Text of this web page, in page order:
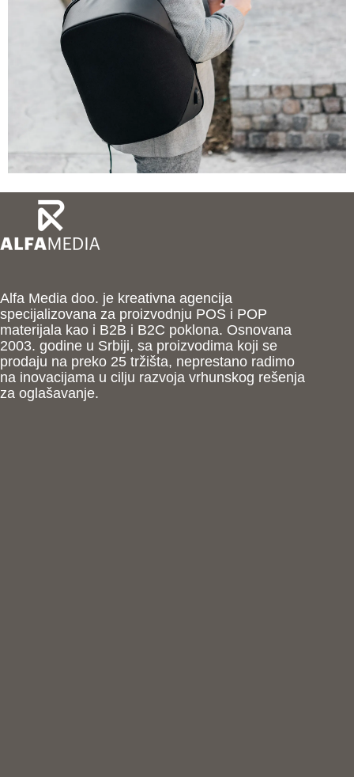
Alfa Media doo. je kreativna agencija
specijalizovana za proizvodnju POS i POP
materijala kao i B2B i B2C poklona. Osnovana
2003. godine u Srbiji, sa proizvodima koji se
prodaju na preko 25 tržišta, neprestano radimo
na inovacijama u cilju razvoja vrhunskog rešenja
za oglašavanje.